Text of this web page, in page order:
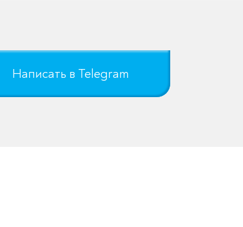
Написать в Telegram